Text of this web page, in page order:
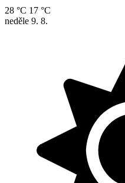
28 °C 17 °C
neděle 9. 8.